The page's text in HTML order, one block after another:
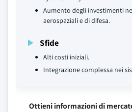
Aumento degli investimenti
aerospaziali e di difesa.
Sfide
Alti costi iniziali.
Integrazione complessa nei
Ottieni informazioni di